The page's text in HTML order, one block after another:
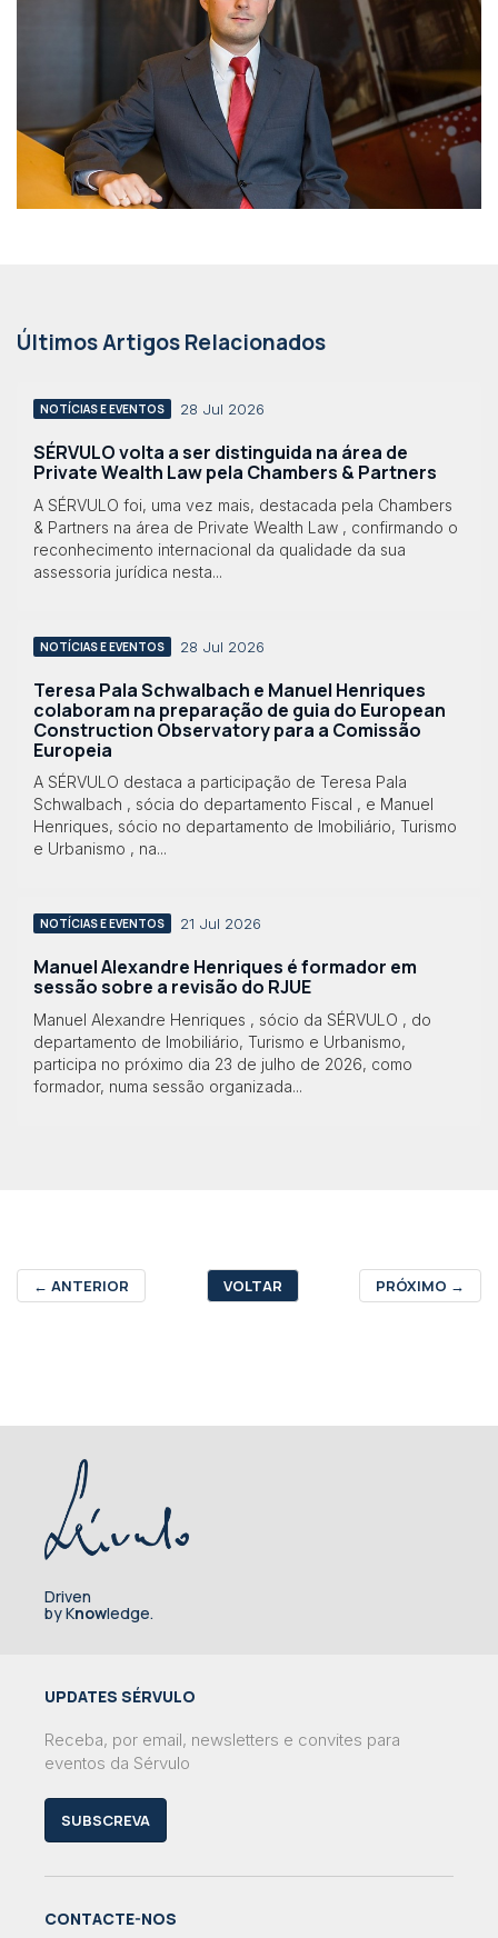
Últimos Artigos Relacionados
NOTÍCIAS E EVENTOS 28 Jul 2026
SÉRVULO volta a ser distinguida na área de
Private Wealth Law pela Chambers & Partners
A SÉRVULO foi, uma vez mais, destacada pela Chambers
& Partners na área de Private Wealth Law , confirmando o
reconhecimento internacional da qualidade da sua
assessoria jurídica nesta...
NOTÍCIAS E EVENTOS 28 Jul 2026
Teresa Pala Schwalbach e Manuel Henriques
colaboram na preparação de guia do European
Construction Observatory para a Comissão
Europeia
A SÉRVULO destaca a participação de Teresa Pala
Schwalbach , sócia do departamento Fiscal , e Manuel
Henriques, sócio no departamento de Imobiliário, Turismo
e Urbanismo , na...
NOTÍCIAS E EVENTOS 21 Jul 2026
Manuel Alexandre Henriques é formador em
sessão sobre a revisão do RJUE
Manuel Alexandre Henriques , sócio da SÉRVULO , do
departamento de Imobiliário, Turismo e Urbanismo,
participa no próximo dia 23 de julho de 2026, como
formador, numa sessão organizada...
← ANTERIOR VOLTAR PRÓXIMO →
Driven
by Knowledge.
UPDATES SÉRVULO
Receba, por email, newsletters e convites para
eventos da Sérvulo
SUBSCREVA
CONTACTE-NOS